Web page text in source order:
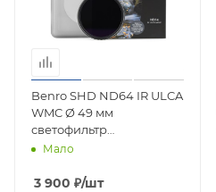
Benro SHD ND64 IR ULCA
WMC Ø 49 мм
светофильтр
нейтрально-серый
Мало
3 900 ₽/шт